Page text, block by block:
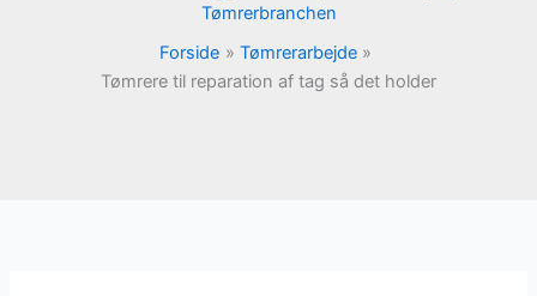
Tømrerbranchen
Forside
Tømrerarbejde
Tømrere til reparation af tag så det holder